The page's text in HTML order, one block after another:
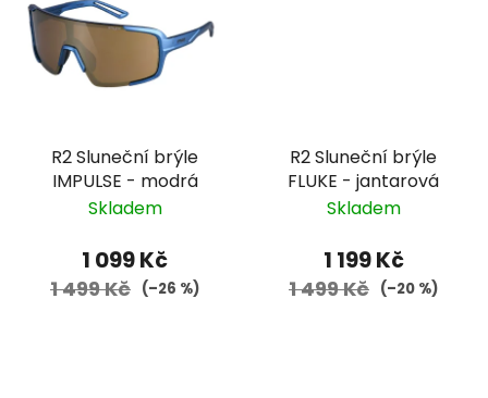
R2 Sluneční brýle
IMPULSE - modrá
Skladem
1 099 Kč
1 499 Kč (–26 %)
R2 Sluneční brýle
FLUKE - jantarová
Skladem
1 199 Kč
1 499 Kč (–20 %)